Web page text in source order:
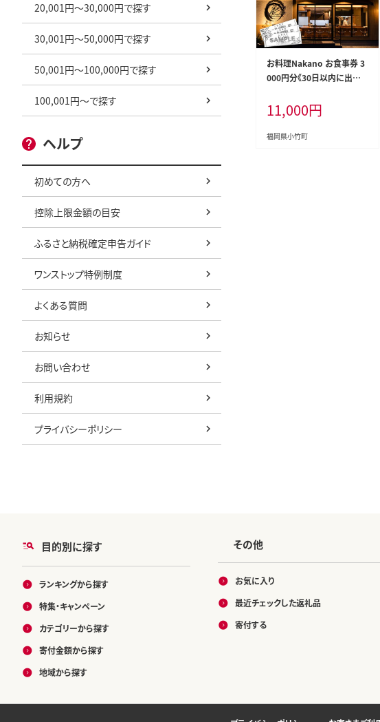
20,001円～30,000円で探す
30,001円～50,000円で探す
50,001円～100,000円で探す
100,001円～で探す
ヘルプ
初めての方へ
控除上限金額の目安
ふるさと納税確定申告ガイド
ワンストップ特例制度
よくある質問
お知らせ
お問い合わせ
利用規約
プライバシーポリシー
お料理Nakano お食事券 3
000円分《30日以内に出荷
akano 福岡県 鞍手郡 小竹
町 お食事券---isc_onktick
et_30d_22_11000_3ii---
11,000円
福岡県小竹町
目的別に探す
ランキングから探す
特集・キャンペーン
カテゴリーから探す
寄付金額から探す
地域から探す
その他
お気に入り
最近チェックした返礼品
寄付する